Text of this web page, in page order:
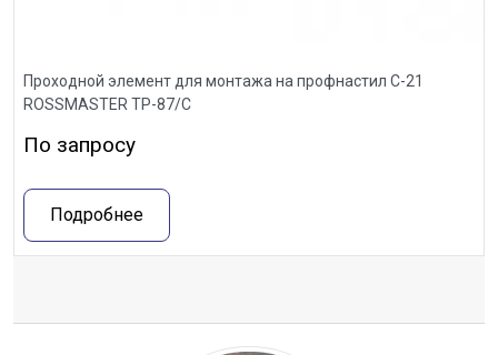
Проходной элемент для монтажа на профнастил С-21
ROSSMASTER ТР-87/С
По запросу
Подробнее